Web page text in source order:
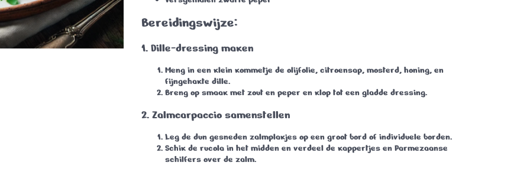
Bereidingswijze:
1. Dille-dressing maken
Meng in een klein kommetje de olijfolie, citroensap, mosterd, honing, en
fijngehakte dille.
Breng op smaak met zout en peper en klop tot een gladde dressing.
2. Zalmcarpaccio samenstellen
Leg de dun gesneden zalmplakjes op een groot bord of individuele borden.
Schik de rucola in het midden en verdeel de kappertjes en Parmezaanse
schilfers over de zalm.